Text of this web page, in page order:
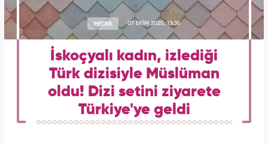
MEDYA 07 EKİM 2025, 13:36
İskoçyalı kadın, izlediği
Türk dizisiyle Müslüman
oldu! Dizi setini ziyarete
Türkiye'ye geldi